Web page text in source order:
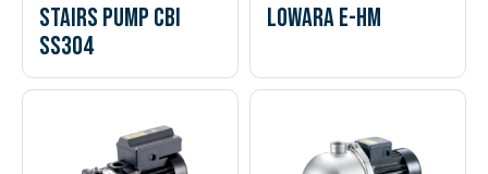
Stairs Pump CBI
SS304
Lowara e-HM